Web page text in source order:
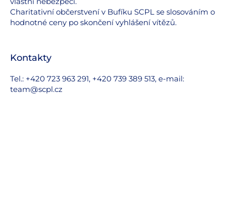
Charitativní občerstvení v Bufíku SCPL se slosováním o
hodnotné ceny po skončení vyhlášení vítězů.
Kontakty
Tel.: +420 723 963 291, +420 739 389 513, e-mail:
team@scpl.cz